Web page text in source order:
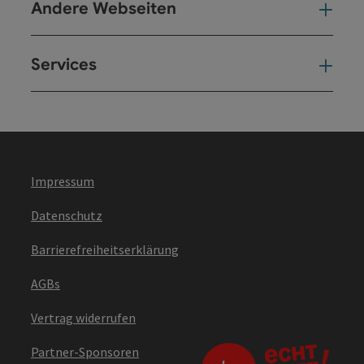
Andere Webseiten
Services
Impressum
Datenschutz
Barrierefreiheitserklärung
AGBs
Vertrag widerrufen
Partner-Sponsoren